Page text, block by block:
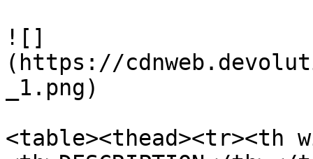
![]
(https://
_1.png)
<table><thead><tr><th